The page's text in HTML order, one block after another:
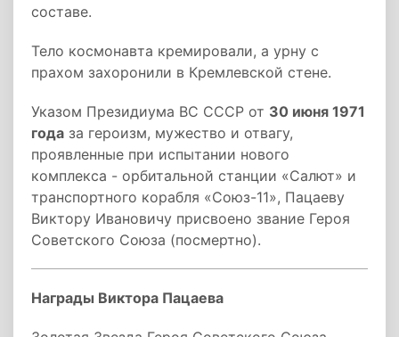
составе.
Тело космонавта кремировали, а урну с
прахом захоронили в Кремлевской стене.
Указом Президиума ВС СССР от 30 июня 1971
года за героизм, мужество и отвагу,
проявленные при испытании нового
комплекса - орбитальной станции «Салют» и
транспортного корабля «Союз-11», Пацаеву
Виктору Ивановичу присвоено звание Героя
Советского Союза (посмертно).
Награды Виктора Пацаева